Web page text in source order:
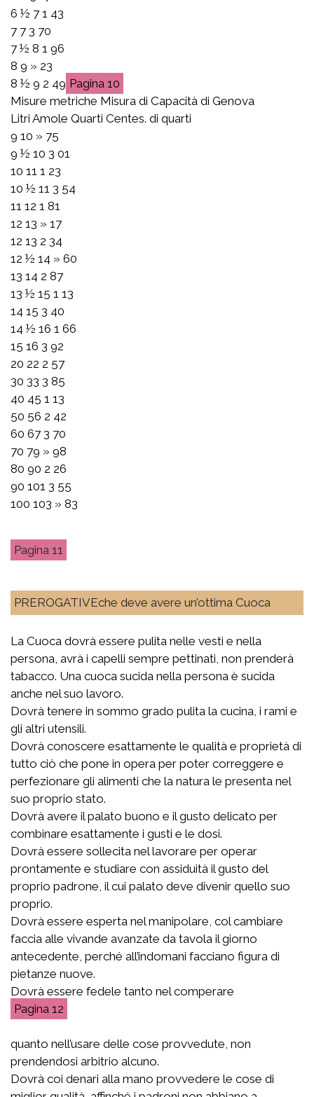
6 ½ 7 1 43
7 7 3 70
7 ½ 8 1 96
8 9 » 23
8 ½ 9 2 49
10
Misure metriche Misura di Capacità di Genova
Litri Amole Quarti Centes. di quarti
9 10 » 75
9 ½ 10 3 01
10 11 1 23
10 ½ 11 3 54
11 12 1 81
12 13 » 17
12 13 2 34
12 ½ 14 » 60
13 14 2 87
13 ½ 15 1 13
14 15 3 40
14 ½ 16 1 66
15 16 3 92
20 22 2 57
30 33 3 85
40 45 1 13
50 56 2 42
60 67 3 70
70 79 » 98
80 90 2 26
90 101 3 55
100 103 » 83
11
PREROGATIVEche deve avere un’ottima Cuoca
La Cuoca dovrà essere pulita nelle vesti e nella
persona, avrà i capelli sempre pettinati, non prenderà
tabacco. Una cuoca sucida nella persona è sucida
anche nel suo lavoro.
Dovrà tenere in sommo grado pulita la cucina, i rami e
gli altri utensili.
Dovrà conoscere esattamente le qualità e proprietà di
tutto ciò che pone in opera per poter correggere e
perfezionare gli alimenti che la natura le presenta nel
suo proprio stato.
Dovrà avere il palato buono e il gusto delicato per
combinare esattamente i gusti e le dosi.
Dovrà essere sollecita nel lavorare per operar
prontamente e studiare con assiduità il gusto del
proprio padrone, il cui palato deve divenir quello suo
proprio.
Dovrà essere esperta nel manipolare, col cambiare
faccia alle vivande avanzate da tavola il giorno
antecedente, perché all’indomani facciano figura di
pietanze nuove.
Dovrà essere fedele tanto nel comperare
12
quanto nell’usare delle cose provvedute, non
prendendosi arbitrio alcuno.
Dovrà coi denari alla mano provvedere le cose di